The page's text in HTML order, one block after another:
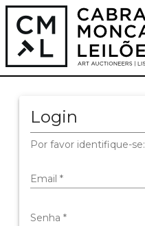
Login
Por favor identifique-se:
Email *
Senha *